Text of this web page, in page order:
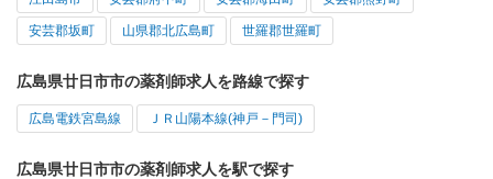
安芸郡坂町 山県郡北広島町 世羅郡世羅町
広島県廿日市市の薬剤師求人を路線で探す
広島電鉄宮島線 ＪＲ山陽本線(神戸－門司)
広島県廿日市市の薬剤師求人を駅で探す